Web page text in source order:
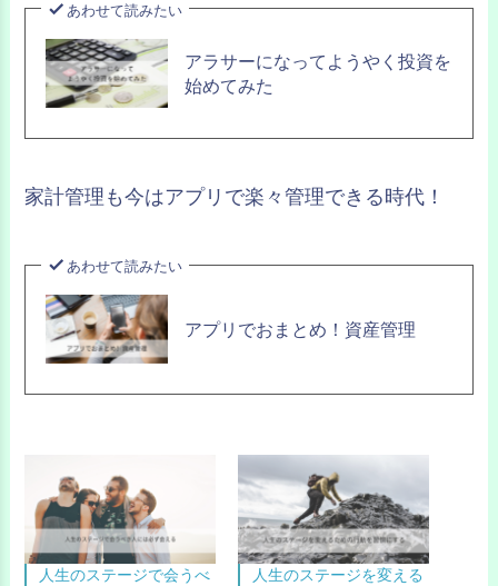
あわせて読みたい
アラサーになってようやく投資を
始めてみた
家計管理も今はアプリで楽々管理できる時代！
あわせて読みたい
アプリでおまとめ！資産管理
人生のステージで会うべ
人生のステージを変える